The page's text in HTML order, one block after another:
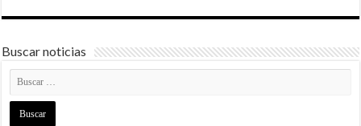
Buscar noticias